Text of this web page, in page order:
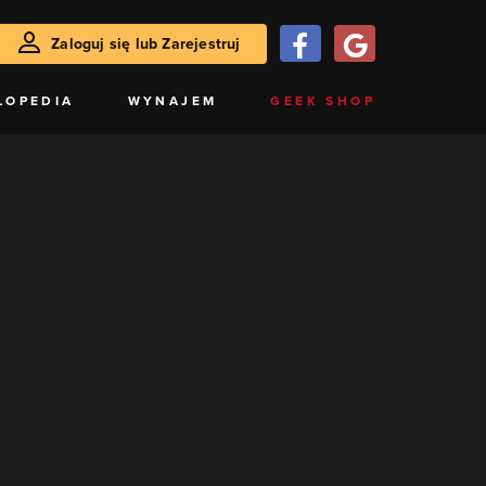
Zaloguj się lub Zarejestruj
WYNAJEM GEEK SHOP